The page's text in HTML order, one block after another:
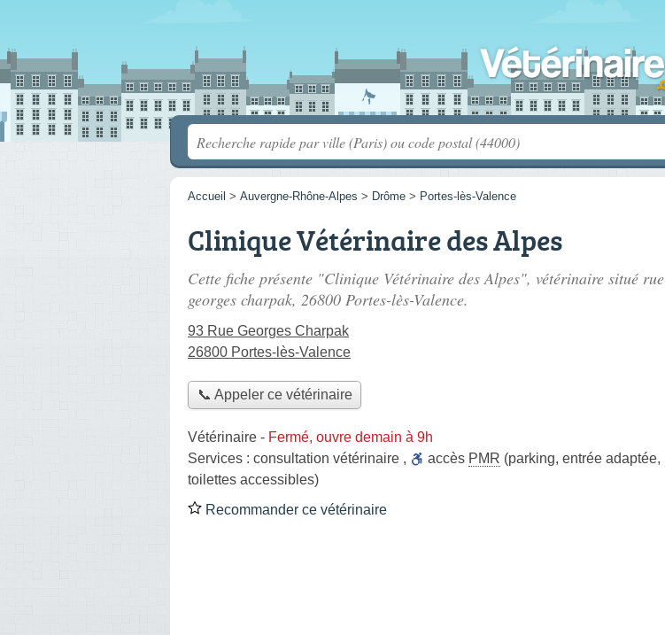
Accueil > Auvergne-Rhône-Alpes > Drôme > Portes-lès-Valence
Clinique Vétérinaire des Alpes
Cette fiche présente "Clinique Vétérinaire des Alpes", vétérinaire situé rue
georges charpak, 26800 Portes-lès-Valence.
93 Rue Georges Charpak
26800 Portes-lès-Valence
📞 Appeler ce vétérinaire
Vétérinaire - Fermé, ouvre demain à 9h
Services : consultation vétérinaire , accès PMR (parking, entrée adaptée,
toilettes accessibles)
Recommander ce vétérinaire